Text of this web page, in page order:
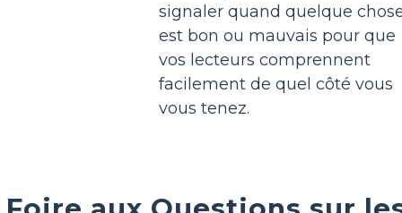
signaler quand quelque
est bon ou mauvais pour que
vos lecteurs comprennent
facilement de quel côté vous
vous tenez.